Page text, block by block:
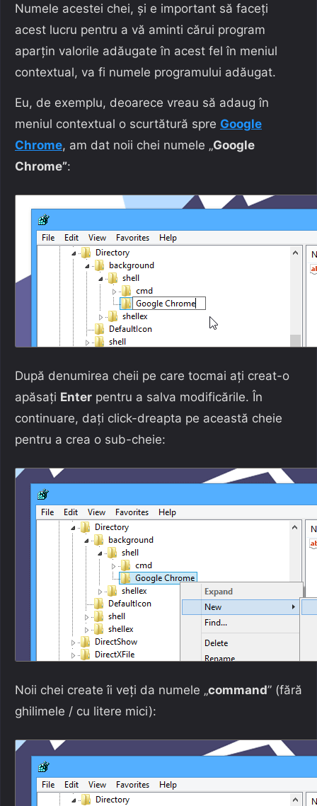
Numele acestei chei, și e important să faceți
acest lucru pentru a vă aminti cărui program
aparțin valorile adăugate în acest fel în meniul
contextual, va fi numele programului adăugat.
Eu, de exemplu, deoarece vreau să adaug în
meniul contextual o scurtătură spre Google
Chrome, am dat noii chei numele „Google
Chrome”:
După denumirea cheii pe care tocmai ați creat-o
apăsați Enter pentru a salva modificările. În
continuare, dați click-dreapta pe această cheie
pentru a crea o sub-cheie:
Noii chei create îi veți da numele „command” (fără
ghilimele / cu litere mici):